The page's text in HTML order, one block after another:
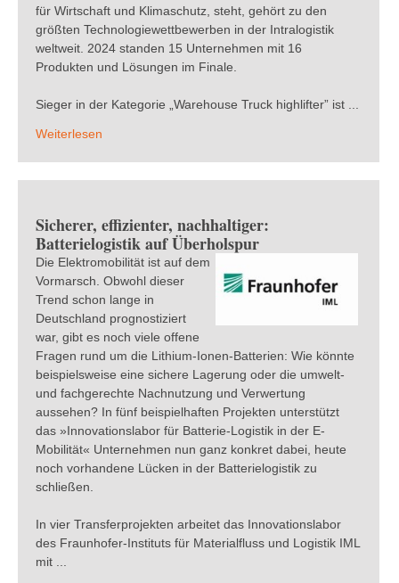
für Wirtschaft und Klimaschutz, steht, gehört zu den
größten Technologiewettbewerben in der Intralogistik
weltweit. 2024 standen 15 Unternehmen mit 16
Produkten und Lösungen im Finale.
Sieger in der Kategorie „Warehouse Truck highlifter” ist ...
Weiterlesen
Sicherer, effizienter, nachhaltiger:
Batterielogistik auf Überholspur
Die Elektromobilität ist auf dem
Vormarsch. Obwohl dieser
Trend schon lange in
Deutschland prognostiziert
war, gibt es noch viele offene
Fragen rund um die Lithium-Ionen-Batterien: Wie könnte
beispielsweise eine sichere Lagerung oder die umwelt-
und fachgerechte Nachnutzung und Verwertung
aussehen? In fünf beispielhaften Projekten unterstützt
das »Innovationslabor für Batterie-Logistik in der E-
Mobilität« Unternehmen nun ganz konkret dabei, heute
noch vorhandene Lücken in der Batterielogistik zu
schließen.
In vier Transferprojekten arbeitet das Innovationslabor
des Fraunhofer-Instituts für Materialfluss und Logistik IML
mit ...